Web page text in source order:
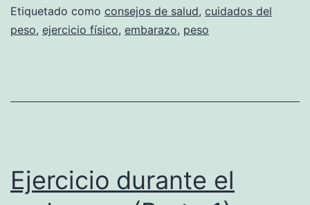
Etiquetado como consejos de salud, cuidados del
peso, ejercicio físico, embarazo, peso
Ejercicio durante el